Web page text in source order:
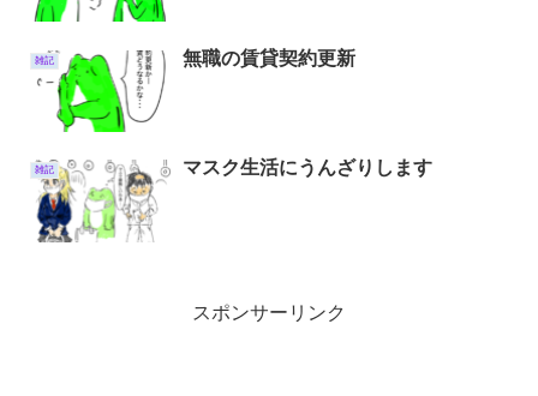
雑記 無職の賃貸契約更新
雑記 マスク生活にうんざりします
スポンサーリンク